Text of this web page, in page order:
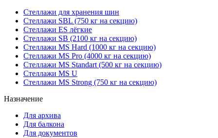
Стеллажи для хранения шин
Стеллажи SBL (750 кг на секцию)
Стеллажи ES лёгкие
Стеллажи SB (2100 кг на секцию)
Стеллажи MS Hard (1000 кг на секцию)
Стеллажи MS Pro (4000 кг на секцию)
Стеллажи MS Standart (500 кг на секцию)
Стеллажи MS U
Стеллажи MS Strong (750 кг на секцию)
Назначение
Для архива
Для балкона
Для документов